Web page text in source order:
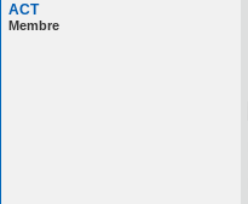
ACT
Membre